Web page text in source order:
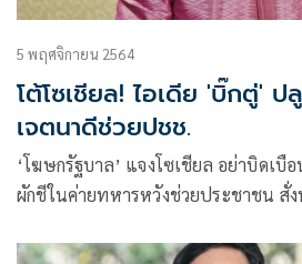
5 พฤศจิกายน 2564
โต้โซเชียล! ไอเดีย 'บิ๊กตู่' ป
เจตนาดีช่วยปชช.
‘โฆษกรัฐบาล’ แจงโซเชียล อย่าบิดเบื
ผักชีในค่ายทหารหวังช่วยประชาชน สั่ง